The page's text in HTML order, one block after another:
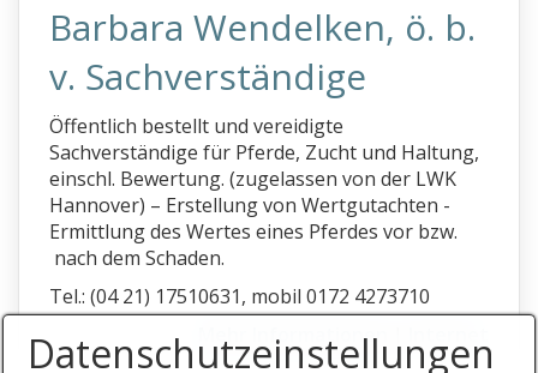
j
k
l
m
n
p
§194 BauGB
Barbara Wendelken, ö. b.
v. Sachverständige
Öffentlich bestellt und vereidigte
Sachverständige für Pferde, Zucht und Haltung,
einschl. Bewertung. (zugelassen von der LWK
Hannover) – Erstellung von Wertgutachten -
Ermittlung des Wertes eines Pferdes vor bzw.
nach dem Schaden.
Tel.: (04 21) 17510631, mobil 0172 4273710
Mehr Informationen
Datenschutz­einstellungen